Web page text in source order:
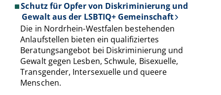
Schutz für Opfer von Diskriminierung und
Gewalt aus der LSBTIQ+ Gemeinschaft
Die in Nordrhein-Westfalen bestehenden
Anlaufstellen bieten ein qualifiziertes
Beratungsangebot bei Diskriminierung und
Gewalt gegen Lesben, Schwule, Bisexuelle,
Transgender, Intersexuelle und queere
Menschen.